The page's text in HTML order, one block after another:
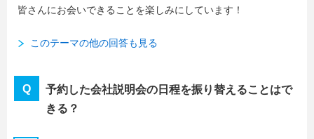
皆さんにお会いできることを楽しみにしています！
このテーマの他の回答も見る
予約した会社説明会の日程を振り替えることはで
きる？